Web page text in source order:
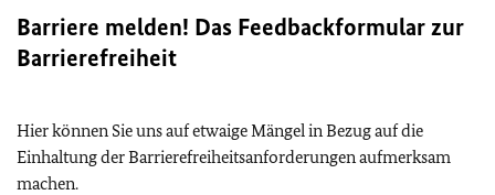
Barriere melden! Das Feedbackformular zur
Barrierefreiheit
Hier können Sie uns auf etwaige Mängel in Bezug auf die
Einhaltung der Barrierefreiheitsanforderungen aufmerksam
machen.